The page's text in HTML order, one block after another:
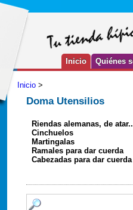
Inicio Quiénes
Inicio >
Doma Utensilios
Riendas alemanas, de
Cinchuelos
Martingalas
Ramales para dar cuerda
Cabezadas para dar cuerda